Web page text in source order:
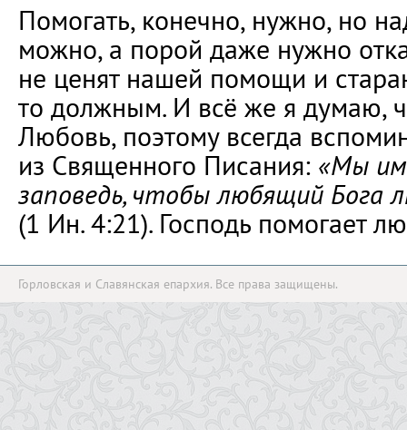
Помогать, конечно, нужно, но
можно, а порой даже нужно
не ценят нашей помощи и
то должным. И всё же я думаю,
Любовь, поэтому всегда
из Священного Писания: «Мы
заповедь, чтобы любящий Бога
(1 Ин. 4:21). Господь помогает
Горловская и Славянская епархия. Все права защищены.